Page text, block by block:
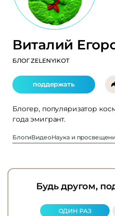
Виталий
БЛОГ ZELENYIKOT
поддержать
Блогер, популяризатор
года эмигрант.
БлогиВидеоНаука и
Будь другом,
ОДИН РАЗ